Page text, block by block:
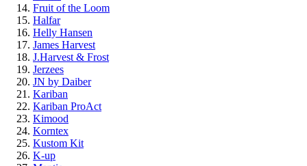
Fruit of the Loom
Halfar
Helly Hansen
James Harvest
J.Harvest & Frost
Jerzees
JN by Daiber
Kariban
Kariban ProAct
Kimood
Korntex
Kustom Kit
K-up